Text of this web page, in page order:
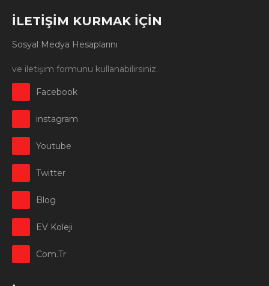
İLETİŞİM KURMAK İÇİN
Sosyal Medya Hesaplarını
ve iletişim formunu kullanabilirsiniz.
Facebook
instagram
Youtube
Twitter
Blog
EV Koleji
Com.Tr